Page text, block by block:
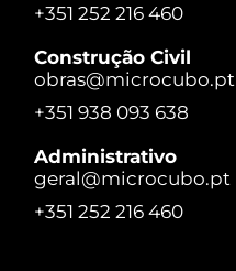
+351 252 216 460
Construção Civil
obras@microcubo.pt
+351 938 093 638
Administrativo
geral@microcubo.pt
+351 252 216 460